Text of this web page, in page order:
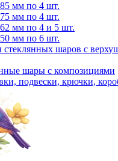
мм по 4 шт.
мм по 4 шт.
мм по 4 и 5 шт.
мм по 6 шт.
шаров с
шары с композициями
подвески, крючки,